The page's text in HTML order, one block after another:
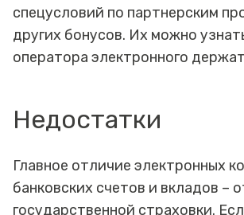
спецусловий по партнерским
других бонусов. Их можно
оператора электронного
Недостатки
Главное отличие электронных
банковских счетов и вкладов –
государственной страховки.